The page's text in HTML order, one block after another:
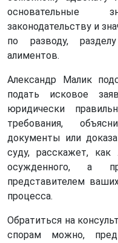
основательные
законодательству и
по разводу,
алиментов.
Александр Малик
подать исковое
юридически
требования,
документы или
суду, расскажет,
осужденного, а
представителем
процесса.
Обратиться на
спорам можно,